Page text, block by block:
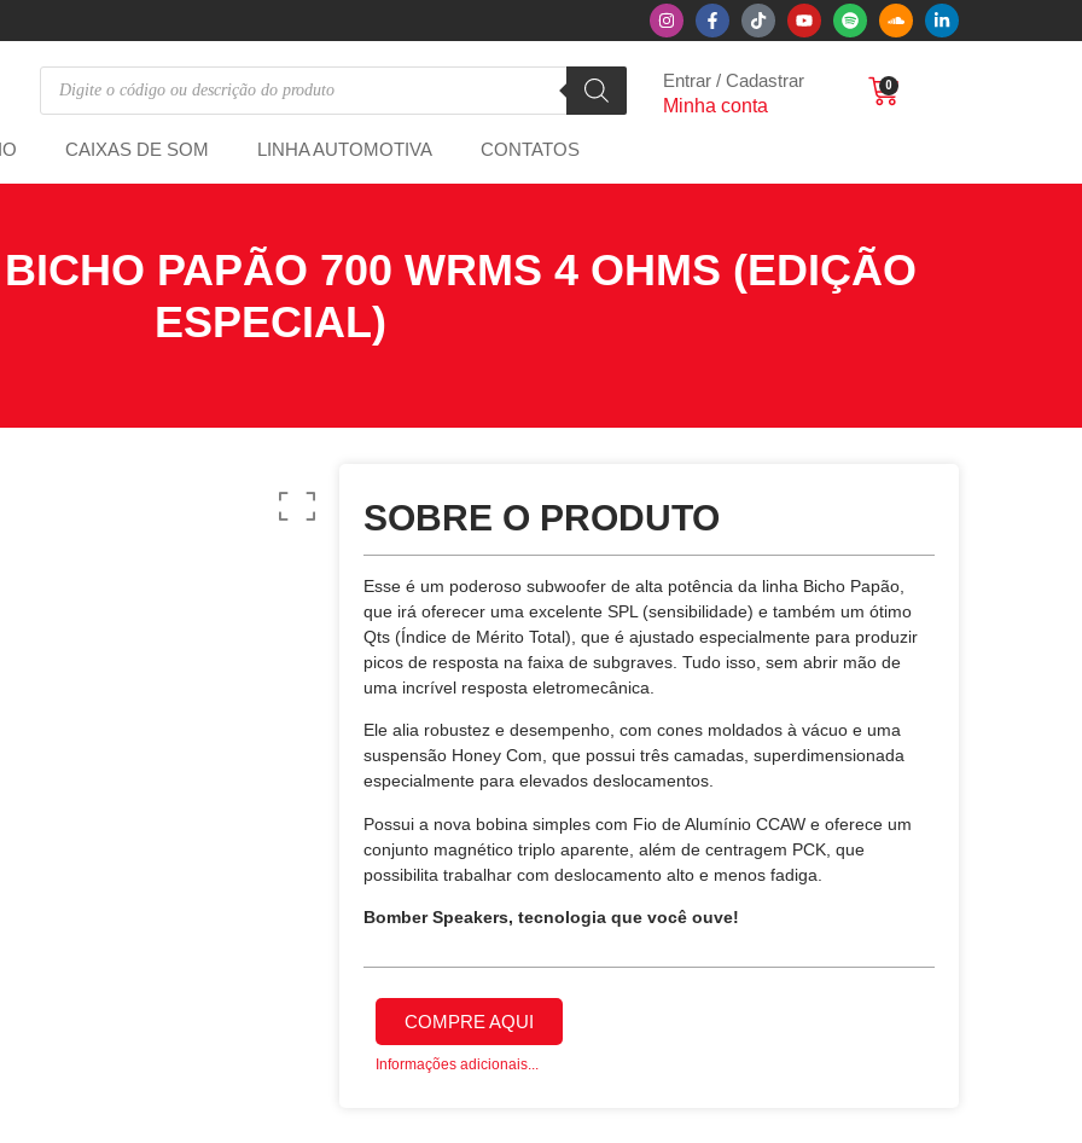
Entrar / Cadastrar
Minha conta
0
CAIXAS DE SOM LINHA AUTOMOTIVA CONTATOS
PAPÃO 700 WRMS 4 OHMS (EDIÇÃO
ESPECIAL)
SOBRE O PRODUTO
Esse é um poderoso subwoofer de alta potência da linha Bicho Papão,
que irá oferecer uma excelente SPL (sensibilidade) e também um ótimo
Qts (Índice de Mérito Total), que é ajustado especialmente para produzir
picos de resposta na faixa de subgraves. Tudo isso, sem abrir mão de
uma incrível resposta eletromecânica.
Ele alia robustez e desempenho, com cones moldados à vácuo e uma
suspensão Honey Com, que possui três camadas, superdimensionada
especialmente para elevados deslocamentos.
Possui a nova bobina simples com Fio de Alumínio CCAW e oferece um
conjunto magnético triplo aparente, além de centragem PCK, que
possibilita trabalhar com deslocamento alto e menos fadiga.
Bomber Speakers, tecnologia que você ouve!
COMPRE AQUI
Informações adicionais...